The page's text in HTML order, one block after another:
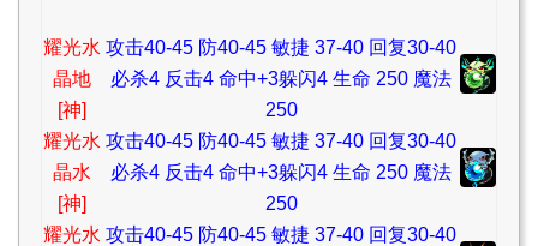
耀光水
晶地
[神]
攻击40-45 防40-45 敏捷 37-40 回复30-40
必杀4 反击4 命中+3躲闪4 生命 250 魔法
250
耀光水
晶水
[神]
攻击40-45 防40-45 敏捷 37-40 回复30-40
必杀4 反击4 命中+3躲闪4 生命 250 魔法
250
耀光水 攻击40-45 防40-45 敏捷 37-40 回复30-40